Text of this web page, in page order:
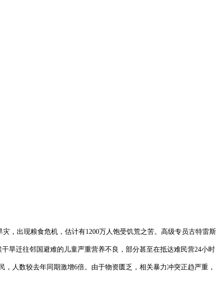
，出现粮食危机，估计有1200万人饱受饥荒之苦。高级专员古特雷斯
旱迁往邻国避难的儿童严重营养不良，部分甚至在抵达难民营24小时
人数较去年同期激增6倍。由于物资匮乏，相关暴力冲突正趋严重，